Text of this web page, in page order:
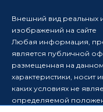
Внешний вид реальных
изображений на сайте
Любая информация,
является публичной
размещенная на
характеристики,
каких условиях не
определяемой